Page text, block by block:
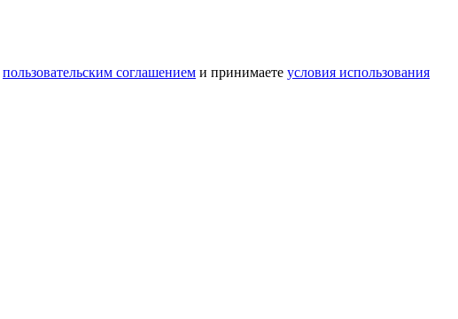
пользовательским соглашением и принимаете условия использования